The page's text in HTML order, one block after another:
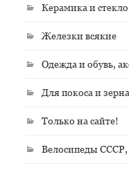
Керамика и стекло
Железки всякие
Одежда и обувь,
Для покоса и зерна
Только на сайте!
Велосипеды